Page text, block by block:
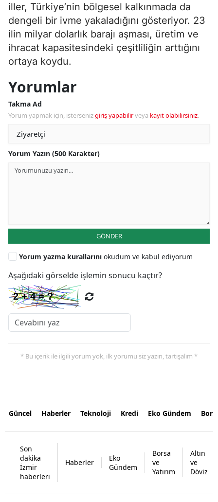
iller, Türkiye’nin bölgesel kalkınmada da
dengeli bir ivme yakaladığını gösteriyor. 23
ilin milyar dolarlık barajı aşması, üretim ve
ihracat kapasitesindeki çeşitliliğin arttığını
ortaya koydu.
Yorumlar
Takma Ad
Yorum yapmak için, istersenizgiriş yapabilirveya kayıt olabilirsiniz.
Yorum Yazın (500 Karakter)
GÖNDER
Yorum yazma kurallarını okudum ve kabul ediyorum
Aşağıdaki görselde işlemin sonucu kaçtır?
* Bu içerik ile ilgili yorum yok, ilk yorumu siz yazın, tartışalım *
Güncel Haberler Teknoloji Kredi Eko Gündem
Son
dakika
İzmir
haberleri
Haberler
Eko
Gündem
Borsa
ve
Yatırım
Altın
ve
Döviz